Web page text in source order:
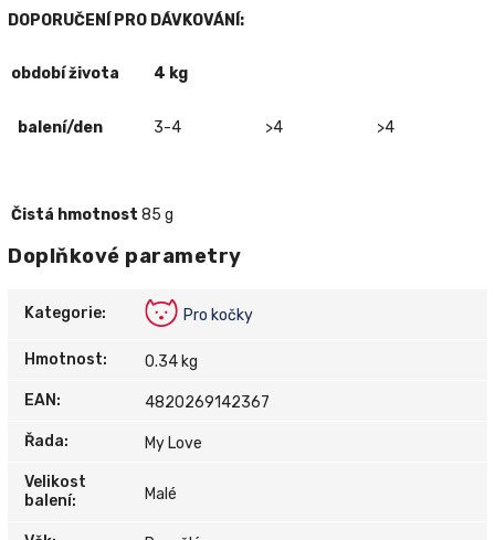
DOPORUČENÍ PRO DÁVKOVÁNÍ:
období života 4 kg
balení/den 3-4 >4 >4
Čistá hmotnost 85 g
Doplňkové parametry
Kategorie: Pro kočky
Hmotnost: 0.34 kg
EAN : 4820269142367
Řada: My Love
Velikost
balení: Malé